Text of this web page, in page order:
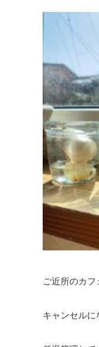
ご近所のカ
キャンセル